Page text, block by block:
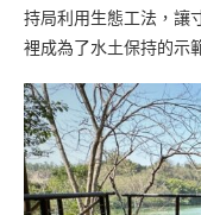
持局利用生態工法，讓
裡成為了水土保持的示